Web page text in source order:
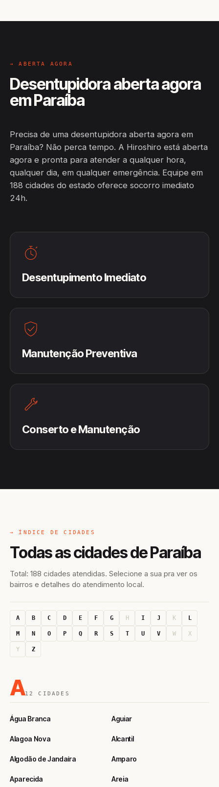
→ ABERTA AGORA
Desentupidora aberta agora
em Paraíba
Precisa de uma desentupidora aberta agora em
Paraíba? Não perca tempo. A Hiroshiro está aberta
agora e pronta para atender a qualquer hora,
qualquer dia, em qualquer emergência. Equipe em
188 cidades do estado oferece socorro imediato
24h.
Desentupimento Imediato
Manutenção Preventiva
Conserto e Manutenção
→ ÍNDICE DE CIDADES
Todas as cidades de Paraíba
Total: 188 cidades atendidas. Selecione a sua pra ver os
bairros e detalhes do atendimento local.
A B C D E F G H I J K L
M N O P Q R S T U V W X
Y Z
A12 CIDADES
Água Branca Aguiar
Alagoa Nova Alcantil
Algodão de Jandaíra Amparo
Aparecida Areia